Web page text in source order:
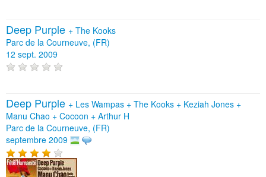
Deep Purple + The Kooks
Parc de la Courneuve, (FR)
12 sept. 2009
Deep Purple + Les Wampas + The Kooks + Keziah Jones +
Manu Chao + Cocoon + Arthur H
Parc de la Courneuve, (FR)
septembre 2009